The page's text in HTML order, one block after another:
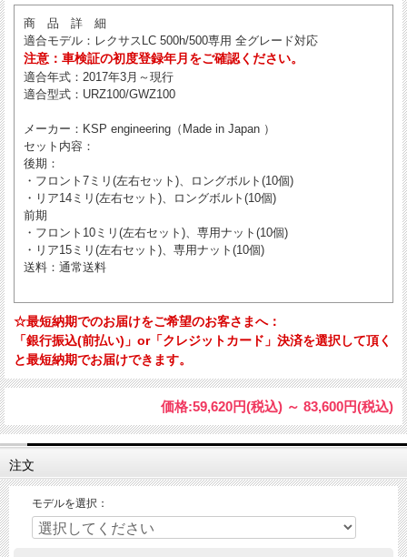
商 品 詳 細
適合モデル ：レクサスLC 500h/500専用 全グレード対応
注意：車検証の初度登録年月をご確認ください。
適合年式 ：2017年3月～現行
適合型式 ：URZ100/GWZ100
メーカー ：KSP engineering（Made in Japan ）
セット内容 ：
後期：
・フロント7ミリ(左右セット)、ロングボルト(10個)
・リア14ミリ(左右セット)、ロングボルト(10個)
前期
・フロント10ミリ(左右セット)、専用ナット(10個)
・リア15ミリ(左右セット)、専用ナット(10個)
送料 ：通常送料
☆最短納期でのお届けをご希望のお客さまへ：
「銀行振込(前払い)」or「クレジットカード」決済を選択して頂く
と最短納期でお届けできます。
価格:59,620円(税込) ～ 83,600円(税込)
注文
モデルを選択：